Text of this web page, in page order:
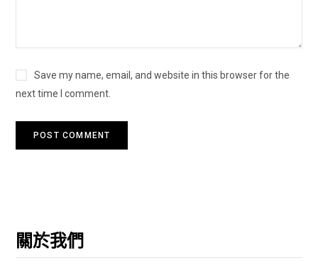
Save my name, email, and website in this browser for the
next time I comment.
關於我們